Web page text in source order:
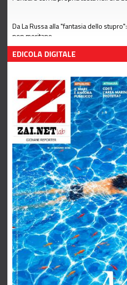
Da La Russa alla "fantasia dello
non meritano
EDICOLA DIGITALE